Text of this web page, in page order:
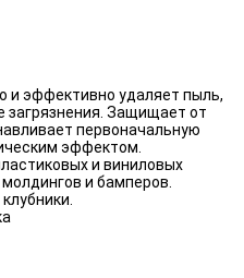
и эффективно удаляет пыль,
загрязнения. Защищает от
первоначальную
эффектом.
и виниловых
и бамперов.